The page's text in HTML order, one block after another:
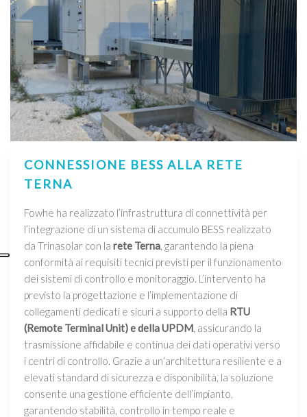
CONNESSIONE BESS ALLA RETE
TERNA
Fowhe ha realizzato l’infrastruttura di connettività per
l’integrazione di un sistema di accumulo BESS realizzato
da Trinasolar con la rete Terna, garantendo la piena
conformità ai requisiti tecnici previsti per il funzionamento
dei sistemi di controllo e monitoraggio. L’intervento ha
previsto la progettazione e l’implementazione di
collegamenti dedicati e sicuri a supporto della RTU
(Remote Terminal Unit) e della UPDM, assicurando la
trasmissione affidabile e continua dei dati operativi verso
i centri di controllo. Grazie a un’architettura resiliente e a
elevati standard di sicurezza e disponibilità, la soluzione
consente una gestione efficiente dell’impianto,
garantendo stabilità, controllo in tempo reale e